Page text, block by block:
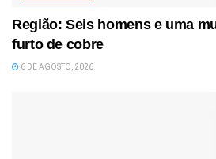
Região: Seis homens e uma
furto de cobre
6 DE AGOSTO, 2026